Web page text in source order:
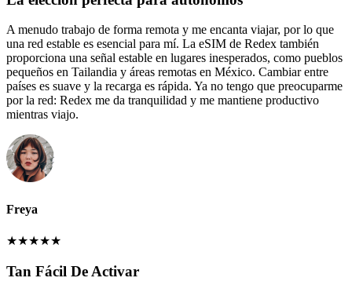
A menudo trabajo de forma remota y me encanta viajar, por lo que
una red estable es esencial para mí. La eSIM de Redex también
proporciona una señal estable en lugares inesperados, como pueblos
pequeños en Tailandia y áreas remotas en México. Cambiar entre
países es suave y la recarga es rápida. Ya no tengo que preocuparme
por la red: Redex me da tranquilidad y me mantiene productivo
mientras viajo.
Freya
★★★★★
Tan Fácil De Activar